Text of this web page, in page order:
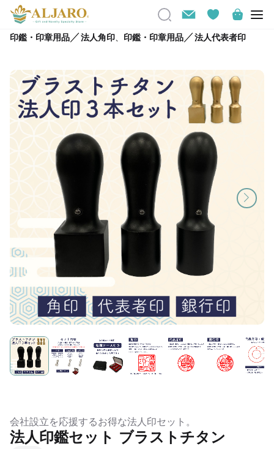
印鑑・印章用品／法人角印 印鑑・印章用品／法人代表者印
会社設立を応援するお得な法人印セット。
法人印鑑セット ブラストチタン